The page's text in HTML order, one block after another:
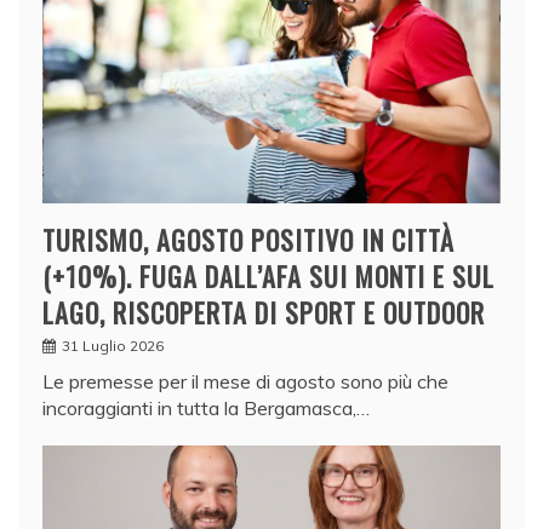
TURISMO, AGOSTO POSITIVO IN CITTÀ
(+10%). FUGA DALL’AFA SUI MONTI E SUL
LAGO, RISCOPERTA DI SPORT E OUTDOOR
31 Luglio 2026
Le premesse per il mese di agosto sono più che
incoraggianti in tutta la Bergamasca,…